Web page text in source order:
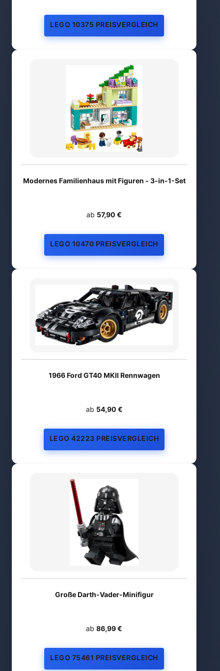
LEGO 10375 PREISVERGLEICH
Modernes Familienhaus mit Figuren - 3-in-1-Set
ab 57,90 €
LEGO 10470 PREISVERGLEICH
1966 Ford GT40 MKII Rennwagen
ab 54,90 €
LEGO 42223 PREISVERGLEICH
Große Darth-Vader-Minifigur
ab 86,99 €
LEGO 75461 PREISVERGLEICH